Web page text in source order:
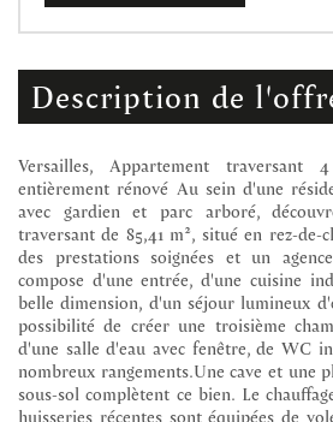
description de
Versailles, Appartement
entièrement rénové Au sein d'une
avec gardien et parc arboré,
traversant de 85,41 m², situé en rez-de-
des prestations soignées et un
compose d'une entrée, d'une cuisine
belle dimension, d'un séjour lumineux
possibilité de créer une troisième
d'une salle d'eau avec fenêtre, de WC
nombreux rangements.Une cave et une
sous-sol complètent ce bien. Le
huisseries récentes sont équipées de